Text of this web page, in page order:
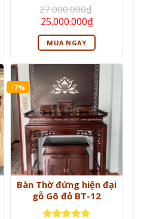
Được xếp
hạng55
sao
27.000.000₫
Giá
gốc
là:
27.000.000₫.
25.000.000₫Giá
hiện
tại
là:
MUA NGAY
-7%
Bàn Thờ đứng hiện đại
gỗ Gõ đỏ BT-12